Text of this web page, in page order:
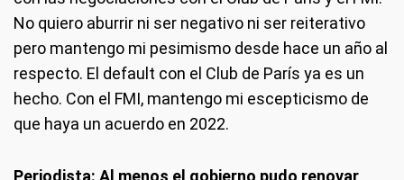
No quiero aburrir ni ser negativo ni ser reiterativo
pero mantengo mi pesimismo desde hace un año al
respecto. El default con el Club de París ya es un
hecho. Con el FMI, mantengo mi escepticismo de
que haya un acuerdo en 2022.
Periodista: Al menos el gobierno pudo renovar